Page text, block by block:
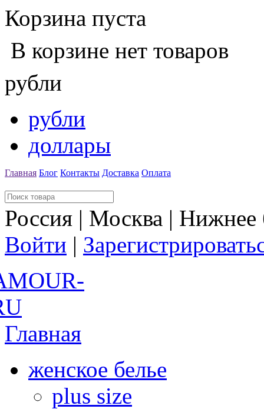
Корзина пуста
В корзине нет товаров
рубли
рубли
доллары
Главная Блог Контакты Доставка Оплата
Россия | Москва |
Войти |
Главная
женское белье
plus size